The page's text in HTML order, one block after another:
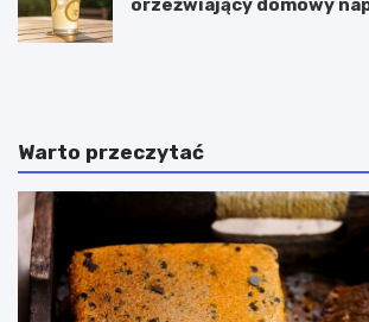
orzeźwiający domowy
C
l
a
r
e
k
i
m
P
r
k
i
d
l
o
Warto przeczytać